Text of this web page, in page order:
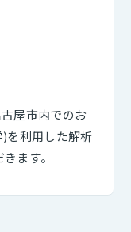
屋市内でのお
を利用した解析
ます。